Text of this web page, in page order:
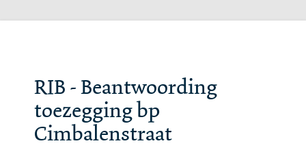
RIB - Beantwoording
toezegging bp
Cimbalenstraat